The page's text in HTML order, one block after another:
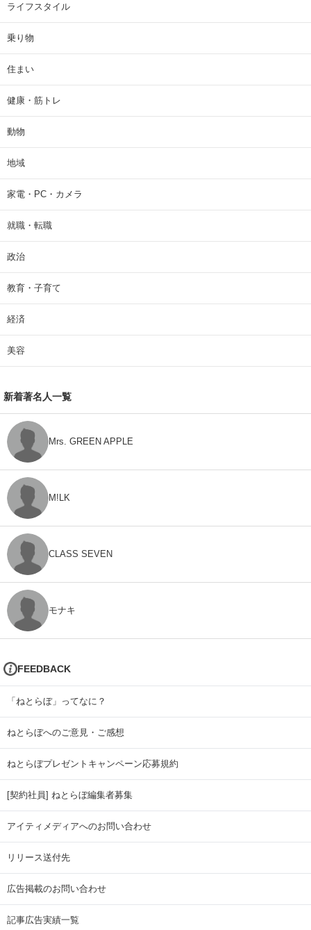
ライフスタイル
乗り物
住まい
健康・筋トレ
動物
地域
家電・PC・カメラ
就職・転職
政治
教育・子育て
経済
美容
新着著名人一覧
Mrs. GREEN APPLE
M!LK
CLASS SEVEN
モナキ
FEEDBACK
「ねとらぼ」ってなに？
ねとらぼへのご意見・ご感想
ねとらぼプレゼントキャンペーン応募規約
[契約社員] ねとらぼ編集者募集
アイティメディアへのお問い合わせ
リリース送付先
広告掲載のお問い合わせ
記事広告実績一覧